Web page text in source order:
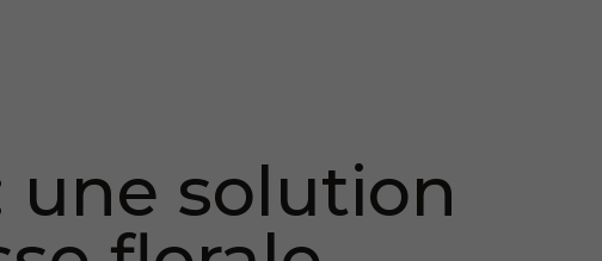
solution